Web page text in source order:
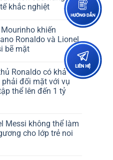
khắc nghiệt
khiến
Ronaldo và Lionel
bẽ mặt
Ronaldo có khả
phải đối mặt với vụ
thể lên đến 1 tỷ
Messi không thể làm
cho lớp trẻ noi